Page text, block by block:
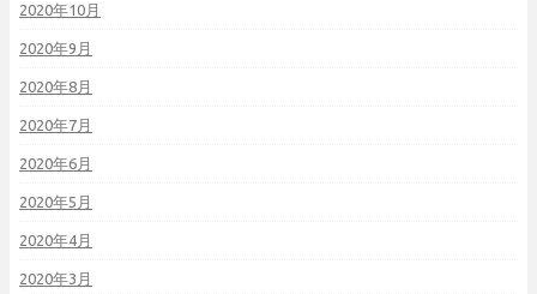
2020年10月
2020年9月
2020年8月
2020年7月
2020年6月
2020年5月
2020年4月
2020年3月